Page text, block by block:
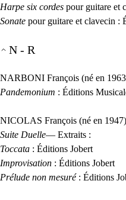
Harpe six cordes pour guitare et
Sonate pour guitare et clavecin :
N - R
NARBONI François (né en
Pandemonium : Éditions
NICOLAS François (né en 1947)
Suite Duelle— Extraits :
Toccata : Éditions Jobert
Improvisation : Éditions Jobert
Prélude non mesuré: Éditions